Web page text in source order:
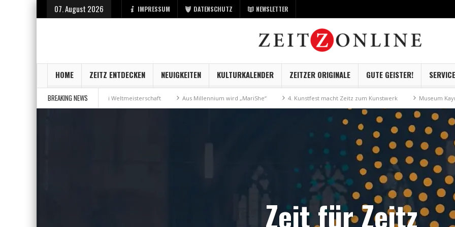
07. August 2026 IMPRESSUM DATENSCHUTZ NEWSLETTER
HOME ZEITZ ENTDECKEN NEUIGKEITEN KULTURKALENDER ZEITZER ORIGINALE GUTE GEISTER! SERVICE
BREAKING NEWS
Bronzemedaille bei Weltmeisterschaft Aus Millennium wird „MariShe“ 4. Kunstfest macht Zeitz zum Kunstwerk Museum Kayna geht
Zeit für Zeitz